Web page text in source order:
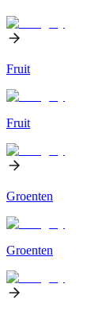
Fruit
Fruit
Groenten
Groenten